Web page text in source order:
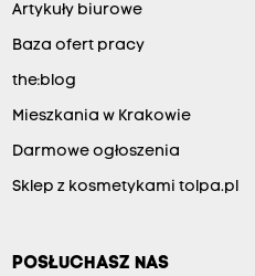
Artykuły biurowe
Baza ofert pracy
the:blog
Mieszkania w Krakowie
Darmowe ogłoszenia
Sklep z kosmetykami tolpa.pl
POSŁUCHASZ NAS